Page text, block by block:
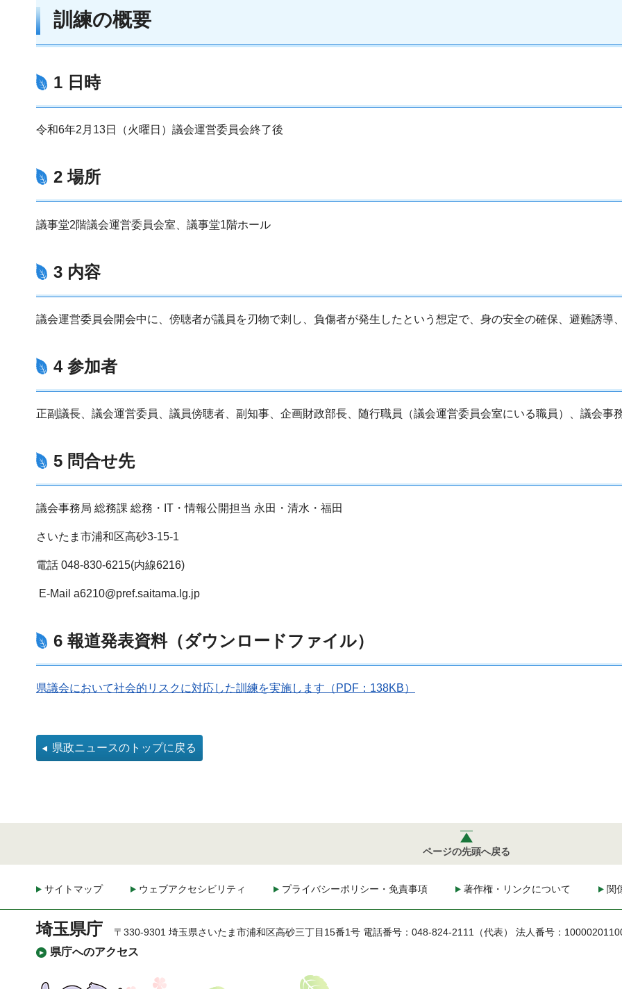
訓練の概要
1 日時
令和6年2月13日（火曜日）議会運営委員会終了後
2 場所
議事堂2階議会運営委員会室、議事堂1階ホール
3 内容
議会運営委員会開会中に、傍聴者が議員を刃物で刺し、負傷者が発生したという想定で、身の安全の確保、避難誘導
4 参加者
正副議長、議会運営委員、議員傍聴者、副知事、企画財政部長、随行職員（議会運営委員会室にいる職員）、議会事
5 問合せ先
議会事務局 総務課 総務・IT・情報公開担当 永田・清水・福田
さいたま市浦和区高砂3-15-1
電話 048-830-6215(内線6216)
E-Mail a6210@pref.saitama.lg.jp
6 報道発表資料（ダウンロードファイル）
県議会において社会的リスクに対応した訓練を実施します（PDF：138KB）
県政ニュースのトップに戻る
ページの先頭へ戻る
サイトマップ ウェブアクセシビリティ プライバシーポリシー・免責事項 著作権・リンクについて 関
埼玉県庁
県庁へのアクセス
〒330-9301 埼玉県さいたま市浦和区高砂三丁目15番1号 電話番号：048-824-2111（代表） 法人番号：